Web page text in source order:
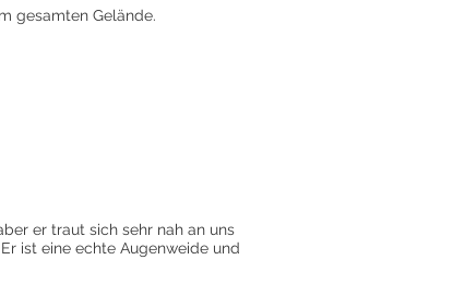
gesamten Gelände.
er traut sich sehr nah an uns
ist eine echte Augenweide und